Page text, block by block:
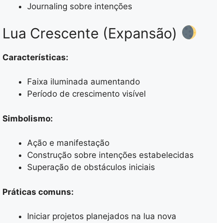
Journaling sobre intenções
Lua Crescente (Expansão)
Características:
Faixa iluminada aumentando
Período de crescimento visível
Simbolismo:
Ação e manifestação
Construção sobre intenções estabelecidas
Superação de obstáculos iniciais
Práticas comuns:
Iniciar projetos planejados na lua nova